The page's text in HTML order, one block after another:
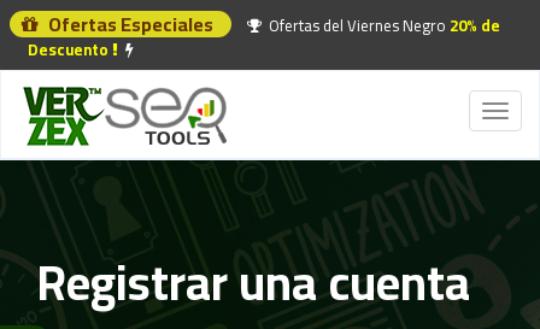
Ofertas Especiales Ofertas del Viernes Negro 20% de
Descuento
Toggle
Registrar una cuenta